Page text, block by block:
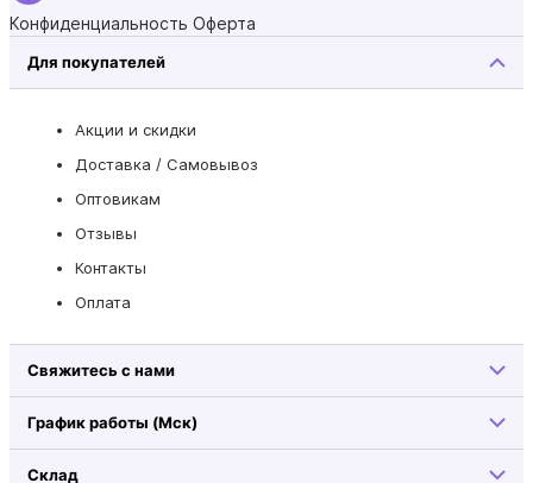
Конфиденциальность Оферта
Для покупателей
Акции и скидки
Доставка / Самовывоз
Оптовикам
Отзывы
Контакты
Оплата
Свяжитесь с нами
График работы (Мск)
Склад